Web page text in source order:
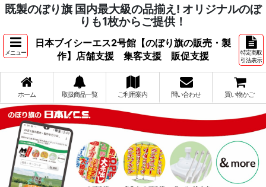
既製のぼり旗 国内最大級の品揃え! オリジナルのぼ
りも1枚からご提供！
メニュー
日本ブイシーエス2号館【のぼり旗の販売・製
作】店舗支援 集客支援 販促支援
特定商取
引法表示
ホーム 取扱商品一覧 ご利用案内 問い合わせ 買い物かご